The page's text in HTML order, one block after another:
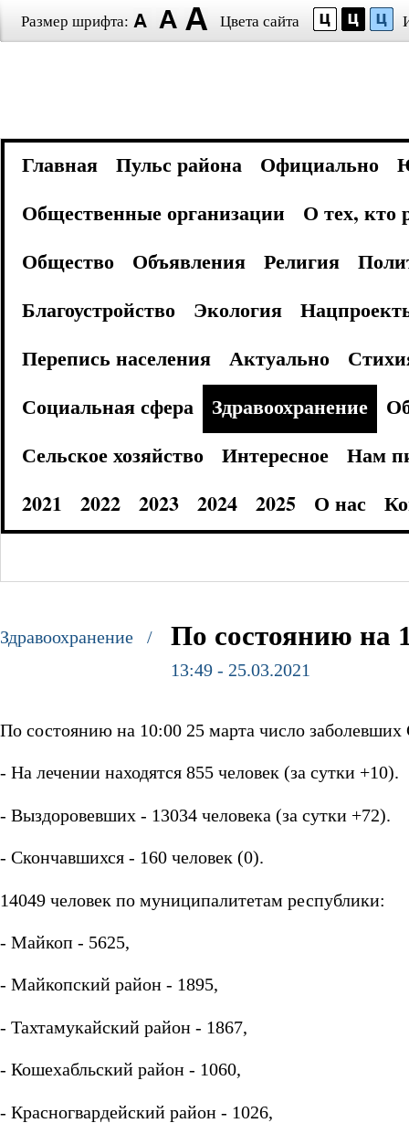
Размер шрифта: Цвета сайта
Главная Пульс района Официально
Общественные организации
О тех, кто
Общество
Объявления Религия
Благоустройство
Экология
Перепись населения
Актуально
Социальная сфера
Здравоохранение
Сельское хозяйство
Интересное
Нам
2021
2022 2023 2024 2025 О нас
Здравоохранение / По состоянию на
13:49 - 25.03.2021
По состоянию на 10:00 25 марта число
- На лечении находятся 855 человек (за сутки +10).
- Выздоровевших - 13034 человека (за сутки +72).
- Скончавшихся - 160 человек (0).
14049 человек по муниципалитетам республики:
- Майкоп - 5625,
- Майкопский район - 1895,
- Тахтамукайский район - 1867,
- Кошехабльский район - 1060,
- Красногвардейский район - 1026,